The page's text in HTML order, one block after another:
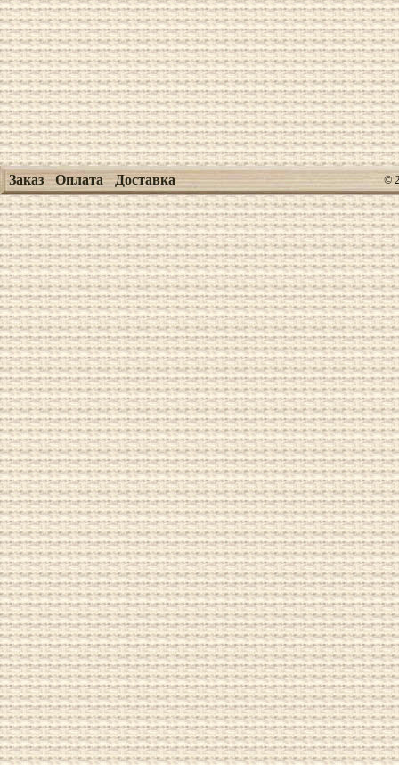
Заказ Оплата Доставка ©